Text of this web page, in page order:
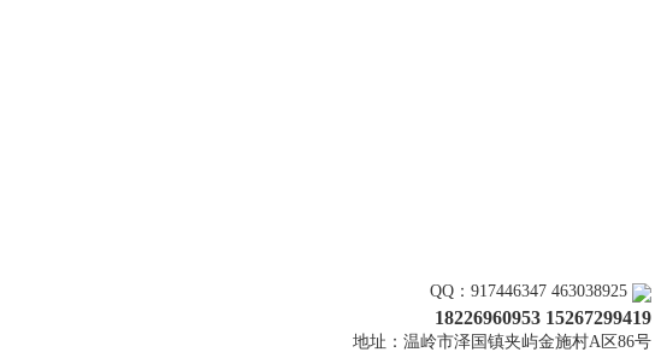
QQ：917446347 463038925
18226960953 15267299419
地址：温岭市泽国镇夹屿金施村A区86号